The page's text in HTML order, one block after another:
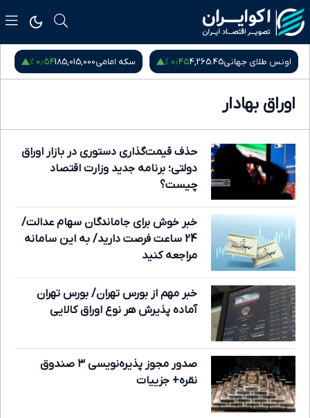
اونس طلای جهانی4,265.45۰٫۴۵ % سکه امامی185,015,000۰٫۵۴ %
اوراق بهادار
حذف قیمت‌گذاری دستوری در بازار اوراق
دولتی؛ برنامه جدید وزارت اقتصاد
چیست؟
خبر خوش برای جاماندگان سهام عدالت/
24 ساعت فرصت دارید/ به این سامانه
مراجعه کنید
خبر مهم از بورس تهران/ بورس تهران
آماده پذیرش هر نوع اوراق کالایی
صدور مجوز پذیره‌نویسی ۳ صندوق
نقره+ جزییات